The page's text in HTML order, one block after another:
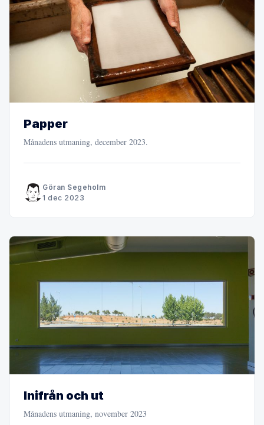
Papper
Månadens utmaning, december 2023.
Göran Segeholm
1 dec 2023
Inifrån och ut
Månadens utmaning, november 2023